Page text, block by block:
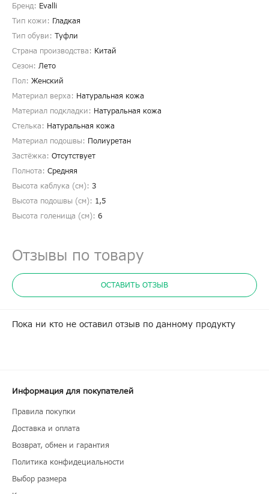
Бренд: Evalli
Тип кожи: Гладкая
Тип обуви: Туфли
Страна производства: Китай
Сезон: Лето
Пол: Женский
Материал верха: Натуральная кожа
Материал подкладки: Натуральная кожа
Стелька: Натуральная кожа
Материал подошвы: Полиуретан
Застёжка: Отсутствует
Полнота: Средняя
Высота каблука (см): 3
Высота подошвы (см): 1,5
Высота голенища (cм): 6
Отзывы по товару
ОСТАВИТЬ ОТЗЫВ
Пока ни кто не оставил отзыв по данному продукту
Информация для покупателей
Правила покупки
Доставка и оплата
Возврат, обмен и гарантия
Политика конфидециальности
Выбор размера